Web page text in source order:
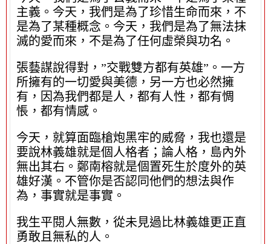
主義。今天，我們是為了珍惜生命而來，不
是為了某種概念。今天，我們是為了無法抹
滅的愛而來，不是為了任何虛榮與功名。
張藝謀說得對，”交戰雙方都有英雄”。一方
所擁有的一切愛與美德，另一方也必然擁
有，因為我們都是人，都有人性，都有惆
悵，都有情感。
今天，就算面臨槍炮黑牢的威脅，我也還是
要說林義雄就是個人格者；論人格，島內外
無出其右。鄭南榕就是個置死生於度外的英
雄好漢。不管你是否認同他們的想法與作
為，事實就是事實。
我生平閱人無數，從未見過比林義雄更正直
勇敢且無私的人。